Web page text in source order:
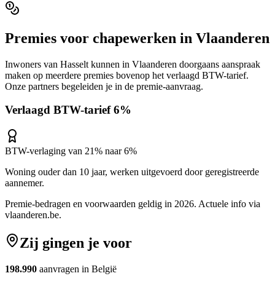
Premies voor chapewerken in Vlaanderen
Inwoners van Hasselt kunnen in Vlaanderen doorgaans aanspraak
maken op meerdere premies bovenop het verlaagd BTW-tarief.
Onze partners begeleiden je in de premie-aanvraag.
Verlaagd BTW-tarief 6%
BTW-verlaging van 21% naar 6%
Woning ouder dan 10 jaar, werken uitgevoerd door geregistreerde
aannemer.
Premie-bedragen en voorwaarden geldig in 2026. Actuele info via
vlaanderen.be.
Zij gingen je voor
198.990 aanvragen in België